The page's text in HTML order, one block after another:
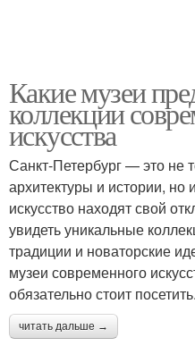
Какие музеи
коллекции
искусства
Санкт-Петербург — это не
архитектуры и истории, но
искусство находят свой
увидеть уникальные
традиции и новаторские
музеи современного
обязательно стоит посетить.
читать дальше →